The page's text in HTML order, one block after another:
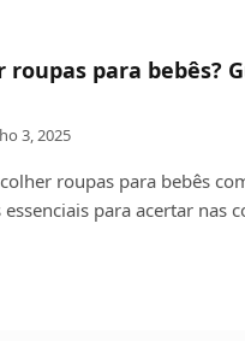
roupas para bebês?
3, 2025
roupas para bebês
essenciais para acertar nas